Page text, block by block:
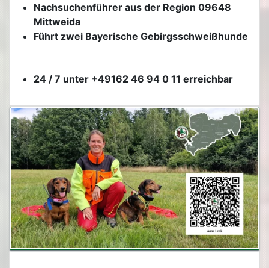
Nachsuchenführer aus der Region 09648
Mittweida
Führt zwei Bayerische Gebirgsschweißhunde
24 / 7 unter +49162 46 94 0 11 erreichbar